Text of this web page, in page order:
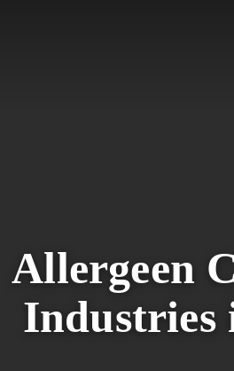
Allergeen
Industries